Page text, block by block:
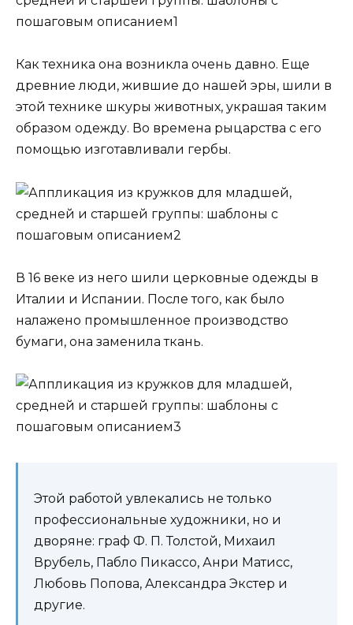
Как техника она возникла очень давно. Еще
древние люди, жившие до нашей эры, шили в
этой технике шкуры животных, украшая таким
образом одежду. Во времена рыцарства с его
помощью изготавливали гербы.
В 16 веке из него шили церковные одежды в
Италии и Испании. После того, как было
налажено промышленное производство
бумаги, она заменила ткань.
Этой работой увлекались не только
профессиональные художники, но и
дворяне: граф Ф. П. Толстой, Михаил
Врубель, Пабло Пикассо, Анри Матисс,
Любовь Попова, Александра Экстер и
другие.